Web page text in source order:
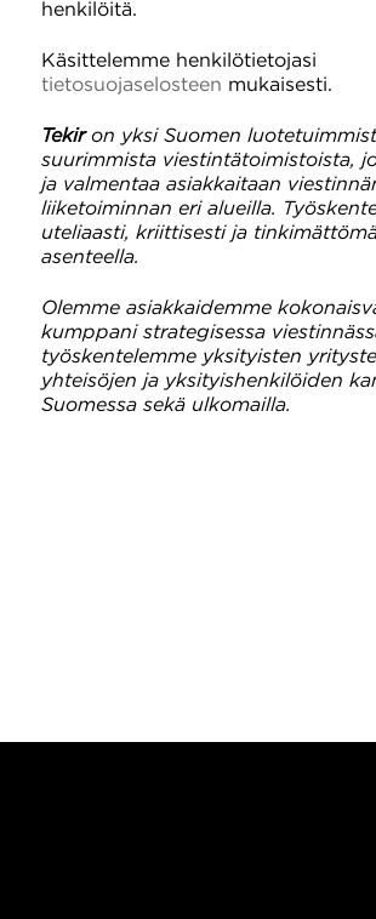
henkilöitä.
Käsittelemme henkilötietojasi
tietosuojaselosteen mukaisesti.
Tekiron yksi Suomen
suurimmista viestintätoimistoista,
ja valmentaa asiakkaitaan
liiketoiminnan eri alueilla.
uteliaasti, kriittisesti ja
asenteella.
Olemme asiakkaidemme
kumppani strategisessa
työskentelemme yksityisten
yhteisöjen ja yksityishenkilöiden
Suomessa sekä ulkomailla.